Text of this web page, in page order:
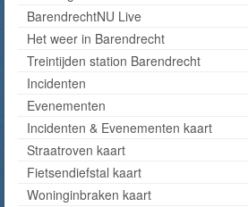
BarendrechtNU Live
Het weer in Barendrecht
Treintijden station Barendrecht
Incidenten
Evenementen
Incidenten & Evenementen kaart
Straatroven kaart
Fietsendiefstal kaart
Woninginbraken kaart